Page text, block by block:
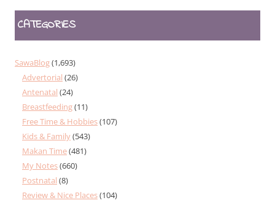
CATEGORIES
SawaBlog(1,693)
Advertorial (26)
Antenatal (24)
Breastfeeding(11)
Free Time & Hobbies(107)
Kids & Family(543)
Makan Time(481)
My Notes(660)
Postnatal (8)
Review & Nice Places(104)